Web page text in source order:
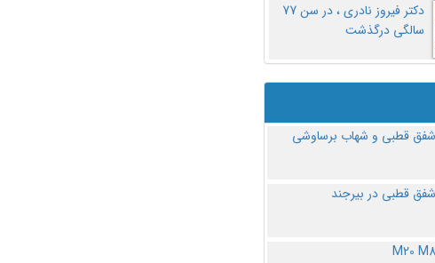
دکتر فیروز نادری ، در سن 77
سالگی درگذشت
شفق قطبی و شهاب برساوشی
شفق قطبی در بیرجند
M20 M8